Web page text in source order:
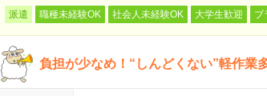
派遣 職種未経験OK 社会人未経験OK 大学生歓迎 ブ
負担が少なめ！“しんどくない”軽作業